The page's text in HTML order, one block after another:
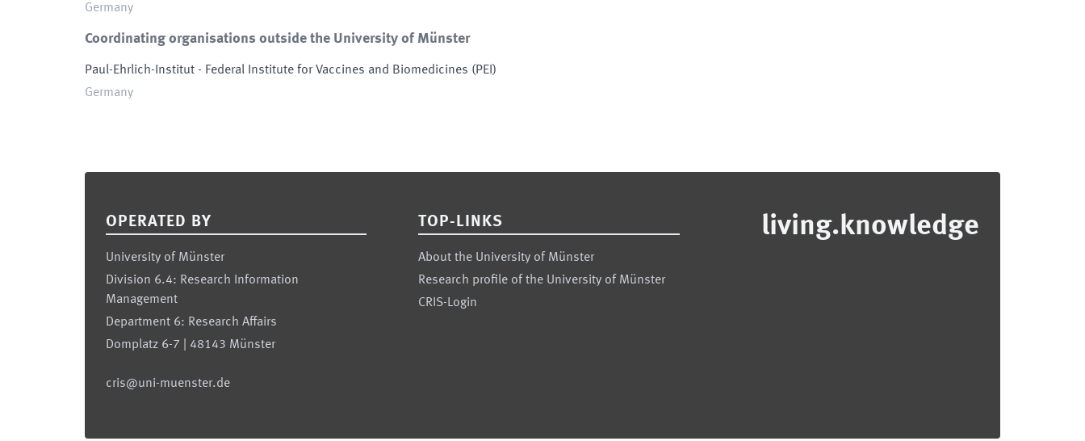
Germany
Coordinating organisations outside the University of Münster
Paul-Ehrlich-Institut - Federal Institute for Vaccines and Biomedicines (PEI )
Germany
OPERATED BY
University of Münster
Division 6.4: Research Information
Management
Department 6: Research Affairs
Domplatz 6-7 | 48143 Münster
cris@uni-muenster.de
TOP-LINKS
About the University of Münster
Research profile of the University of Münster
CRIS-Login
living.knowledge